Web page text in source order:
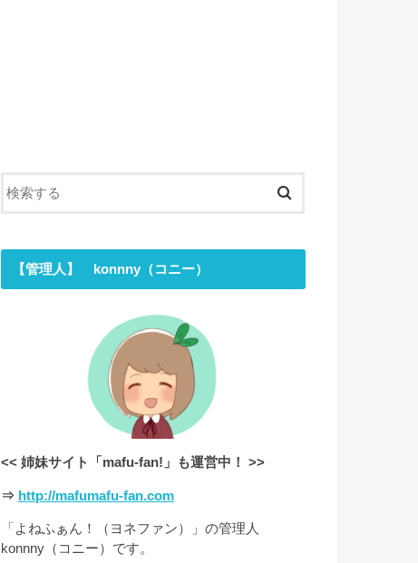
【管理人】 konnny（コニー）
<< 姉妹サイト「mafu-fan!」も運営中！ >>
⇒ http://mafumafu-fan.com
「よねふぁん！（ヨネファン）」の管理人
konnny（コニー）です。